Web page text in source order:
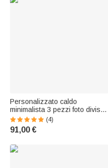
Personalizzato caldo
minimalista 3 pezzi foto diviso
stampe su tela Housewarming
Anniversario regalo per le
coppie appena sposate
(4)
91,00 €